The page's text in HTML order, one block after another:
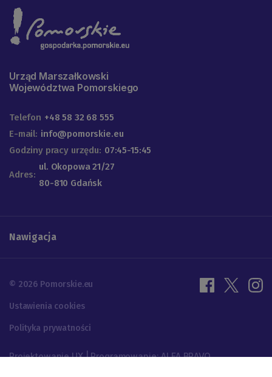
Urząd Marszałkowski
Województwa Pomorskiego
Telefon +48 58 32 68 555
E-mail: info@pomorskie.eu
Godziny pracy urzędu: 07:45-15:45
Adres:
ul. Okopowa 21/27
80-810 Gdańsk
Nawigacja
© 2026 Pomorskie.eu
Ustawienia cookies
Polityka prywatności
Projektowanie UX | Programowanie: ALFA BRAVO